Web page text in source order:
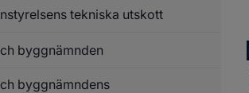
tekniska utskott
byggnämnden
byggnämndens